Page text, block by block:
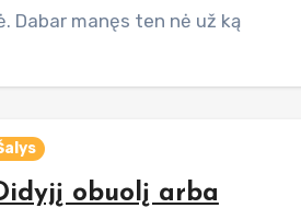
Dabar manęs ten nė už ką
obuolį arba